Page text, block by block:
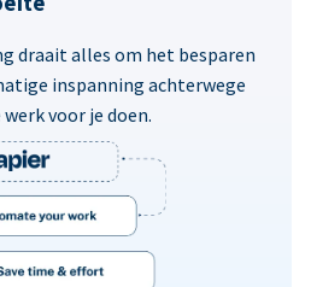
draait alles om het besparen
inspanning achterwege
voor je doen.